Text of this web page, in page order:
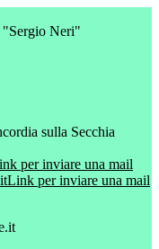
"Sergio Neri"
sulla Secchia
per inviare una mail
Link per inviare una mail